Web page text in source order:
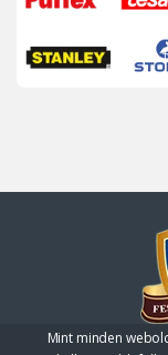
Mint minden